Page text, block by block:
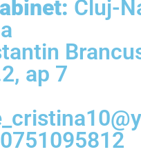
Cluj-
ap 7
0751095812